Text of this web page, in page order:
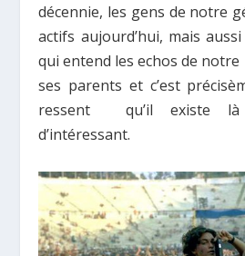
décennie, les gens de notre
actifs aujourd’hui, mais
qui entend les echos de notre
ses parents et c’est
ressent qu’il existe là
d’intéressant.